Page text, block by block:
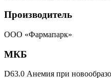
Производитель
ООО «Фармапарк»
МКБ
D63.0 Анемия при